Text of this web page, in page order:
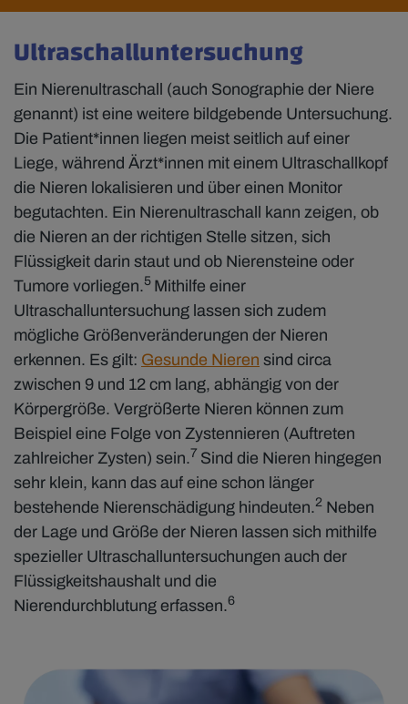
Ultraschalluntersuchung
Ein Nierenultraschall (auch Sonographie der Niere
genannt) ist eine weitere bildgebende Untersuchung.
Die Patient*innen liegen meist seitlich auf einer
Liege, während Ärzt*innen mit einem Ultraschallkopf
die Nieren lokalisieren und über einen Monitor
begutachten. Ein Nierenultraschall kann zeigen, ob
die Nieren an der richtigen Stelle sitzen, sich
Flüssigkeit darin staut und ob Nierensteine oder
Tumore vorliegen.5 Mithilfe einer
Ultraschalluntersuchung lassen sich zudem
mögliche Größenveränderungen der Nieren
erkennen. Es gilt: Gesunde Nieren sind circa
zwischen 9 und 12 cm lang, abhängig von der
Körpergröße. Vergrößerte Nieren können zum
Beispiel eine Folge von Zystennieren (Auftreten
zahlreicher Zysten) sein.7 Sind die Nieren hingegen
sehr klein, kann das auf eine schon länger
bestehende Nierenschädigung hindeuten.2 Neben
der Lage und Größe der Nieren lassen sich mithilfe
spezieller Ultraschalluntersuchungen auch der
Flüssigkeitshaushalt und die
Nierendurchblutung erfassen.6